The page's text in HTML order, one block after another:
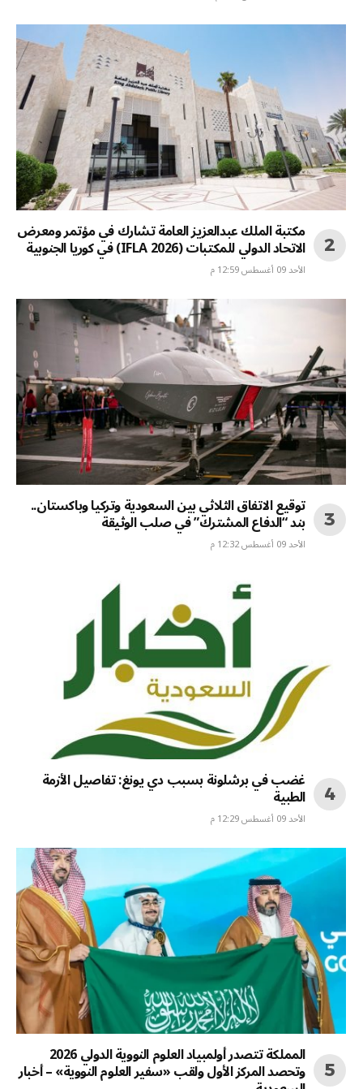
مكتبة الملك عبدالعزيز العامة تشارك في مؤتمر ومعرض
الاتحاد الدولي للمكتبات (IFLA 2026) في كوريا الجنوبية
الأحد 09 أغسطس 12:59 م
توقيع الاتفاق الثلاثي بين السعودية وتركيا وباكستان..
بند “الدفاع المشترك” في صلب الوثيقة
الأحد 09 أغسطس 12:32 م
غضب في برشلونة بسبب دي يونغ: تفاصيل الأزمة
الطبية
الأحد 09 أغسطس 12:29 م
المملكة تتصدر أولمبياد العلوم النووية الدولي 2026
وتحصد المركز الأول ولقب «سفير العلوم النووية» – أخبار